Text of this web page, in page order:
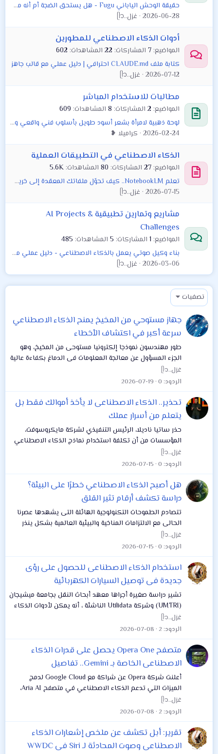
حقيقة الوحش الياباني Fugu - هل يستحق الضجة أم أنه محرقة توكنز؟
2026-06-28 غزل..ᥫ᭡
أدوات الذكاء الاصطناعي للمطورين
المواضيع 7 المشاركات 22 المشاهدات 602
كتابة ملف CLAUDE.md احترافي | دليل عملي مع قالب جاهز
2026-07-12 غزل..ᥫ᭡
مطالبات للاستخدام المباشر
المواضيع 2 المشاركات 8 المشاهدات 609
لوحة ذهبية لامرأة بشعر أسود طويل بأسلوب فني واقعي وهادئ
2026-02-24 كراميلا ❥
الذكاء الاصطناعي في التطبيقات العملية
المواضيع 27 المشاركات 80 المشاهدات 5.6K
تعلم NotebookLM.. كيف تحوّل ملفاتك المعقدة إلى خريطة ذهنية تفاعلية؟ (12)
2026-07-15 غزل..ᥫ᭡
مشاريع وتمارين تطبيقية AI Projects &
Challenges
المواضيع 1 المشاركات 5 المشاهدات 485
بناء وكيل صوتي يعمل بالذكاء الاصطناعي - دليل عملي من الفكرة إلى النشر
2026-03-06 غزل..ᥫ᭡
تصفيات
جهاز مستوحي من المخيخ يمنح الذكاء الاصطناعي
سرعة أكبر في اكتشاف الأخطاء
طور مهندسون نموذجا إلكترونيا مستوحى من المخيخ، وهو
الجزء المسؤول عن معالجة المعلومات فى الدماغ بكفاءة عالية
دون استهلاك طاقة كبيرة فى المهام الروتينية، ويعتمد
الجهاز على ترانزستور ذاكرة يجمع بين...
غزل..ᥫ᭡
الردود 0
2026-07-19
تحذير.. الذكاء الاصطناعى لا يأخذ أموالك فقط بل
يتعلم من أسرار عملك
حذر ساتيا ناديلا، الرئيس التنفيذي لشركة مايكروسوفت،
المؤسسات من أن تكلفة استخدام نماذج الذكاء الاصطناعي
لا تتوقف عند قيمة الاشتراكات أو عدد الرموز المستخدمة، لأن
الشركات قد تقدم في المقابل...
غزل..ᥫ᭡
الردود 0
2026-07-15
هل أصبح الذكاء الاصطناعي خطرًا على البيئة؟
دراسة تكشف أرقام تثير القلق
تتصادم الطموحات التكنولوجية الهائلة التى يشهدها عصرنا
الحالى مع الالتزامات المناخية والبيئية العالمية بشكل ينذر
بالخطر، إذ يبرز تناقض جوهري ومثير للقلق يتمثل في أن
صناعة التكنولوجيا التى تقود جهود...
غزل..ᥫ᭡
الردود 0
2026-07-15
استخدام الذكاء الاصطناعى للحصول على رؤى
جديدة فى توصيل السيارات الكهربائية
تشير دراسة صغيرة أجراها معهد أبحاث النقل بجامعة ميشيجان
(UMTRI) وشركة Utilidata الناشئة ، أنه يمكن لأدوات الذكاء
الاصطناعي الجديدة أن توفر للمرافق بيانات في الوقت الفعلي
لجعل شبكة الكهرباء وشحن...
غزل..ᥫ᭡
الردود 2
2026-07-08
متصفح Opera One يحصل على قدرات الذكاء
الاصطناعى الخاصة بـ Gemini.. تفاصيل
أعلنت شركة Opera عن شراكة مع Google Cloud لدمج
الميزات التي تدعم الذكاء الاصطناعي في متصفح Aria AI،
وكجزء من التعاون، سيتم الآن تشغيل روبوت الدردشة المدعم
بالذكاء الاصطناعي (AI) المدمج في متصفح...
غزل..ᥫ᭡
الردود 2
2026-07-08
تقرير: أبل تكشف عن ملخص إشعارات الذكاء
الاصطناعى وصوت المحادثة لـ Siri فى WWDC